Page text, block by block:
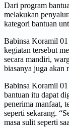
Dari program
melakukan
kategori bantuan
Babinsa Koramil
kegiatan tersebut
secara mandiri,
biasanya juga akan
Babinsa Koramil
bantuan itu dapat
penerima manfaat,
seperti sekarang.
masa sulit seperti